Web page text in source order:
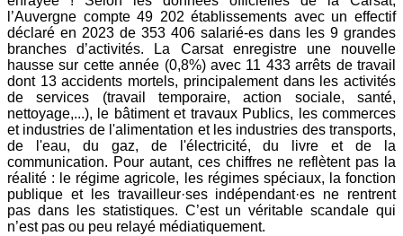
l’Auvergne compte 49 202 établissements avec un effectif
déclaré en 2023 de 353 406 salarié-es dans les 9 grandes
branches d’activités.
La Carsat enregistre une nouvelle
hausse sur cette année (0,8%) avec 11 433 arrêts de travail
dont 13 accidents mortels, principalement dans les activités
de services (travail temporaire, action sociale, santé,
nettoyage,...), le bâtiment et travaux Publics, les commerces
et industries de l'alimentation et les industries des transports,
de l'eau, du gaz, de l'électricité, du livre et de la
communication. Pour autant, ces chiffres ne reflètent pas la
réalité : le régime agricole, les régimes spéciaux, la fonction
publique et les travailleur·ses indépendant·es ne rentrent
pas dans les statistiques. C’est un véritable scandale qui
n’est pas ou peu relayé médiatiquement.